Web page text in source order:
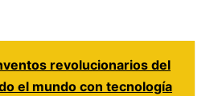
revolucionarios del
el mundo con tecnología